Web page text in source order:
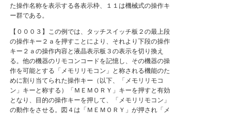
た操作名称を表示する各表示枠、１１は機械式の操作キ
ー群である。
【０００３】この例では、タッチスイッチ板２の最上段
の操作キー２ａを押すことにより、それより下段の操作
キー２ａの操作内容と液晶表示板３の表示を切り換え
る。他の機器のリモコンコードを記憶し、その機器の操
作を可能とする「メモリリモコン」と称される機能のた
めに割り当てられた操作キー（以下、「メモリリモコ
ン」キーと称する）「ＭＥＭＯＲＹ」キーを押すと有効
となり、目的の操作キーを押して、「メモリリモコン」
の動作をさせる。図４は「ＭＥＭＯＲＹ」が押され「メ